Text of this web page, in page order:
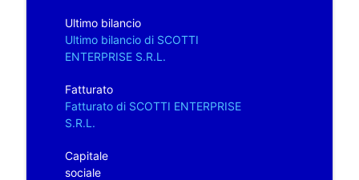
Ultimo bilancio
Ultimo bilancio di SCOTTI
ENTERPRISE S.R.L.
Fatturato
Fatturato di SCOTTI ENTERPRISE
S.R.L.
Capitale
sociale